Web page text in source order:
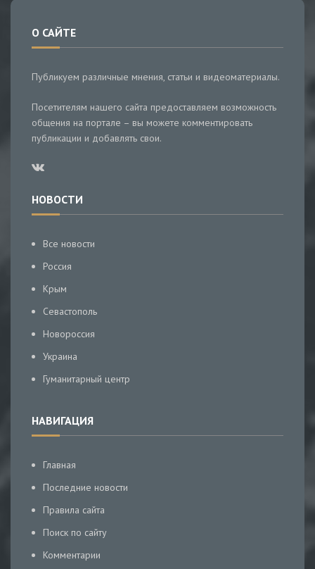
О САЙТЕ
Публикуем различные мнения, статьи и видеоматериалы.
Посетителям нашего сайта предоставляем возможность
общения на портале – вы можете комментировать
публикации и добавлять свои.
НОВОСТИ
Все новости
Россия
Крым
Севастополь
Новороссия
Украина
Гуманитарный центр
НАВИГАЦИЯ
Главная
Последние новости
Правила сайта
Поиск по сайту
Комментарии